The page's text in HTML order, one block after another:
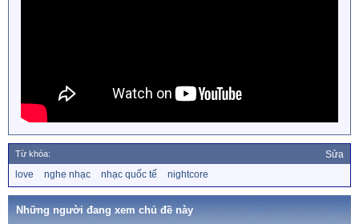
Từ khóa: Sửa
ừ
k
love nghe nhạc nhạc quốc tế nightcore
Những người đang xem chủ đề này